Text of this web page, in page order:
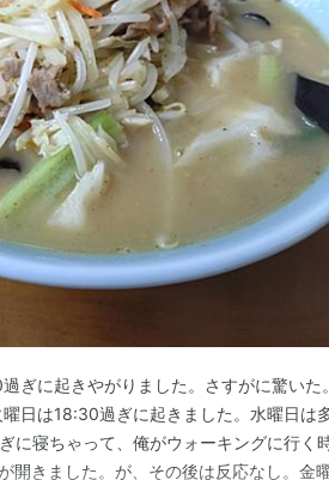
ぎに起きやがりました。さすがに驚いた
日は18:30過ぎに起きました。水曜日は
に寝ちゃって、俺がウォーキングに行く
開きました。が、その後は反応なし。金